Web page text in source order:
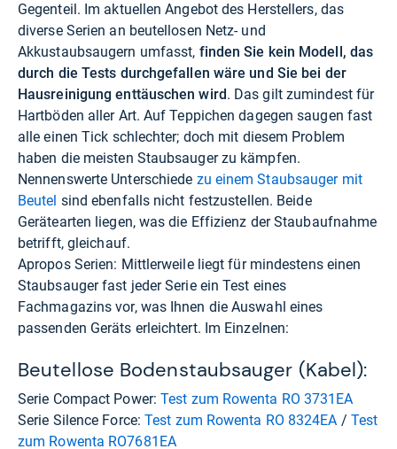
Gegenteil. Im aktuellen Angebot des Herstellers, das
diverse Serien an beutellosen Netz- und
Akkustaubsaugern umfasst, finden Sie kein Modell, das
durch die Tests durchgefallen wäre und Sie bei der
Hausreinigung enttäuschen wird. Das gilt zumindest für
Hartböden aller Art. Auf Teppichen dagegen saugen fast
alle einen Tick schlechter; doch mit diesem Problem
haben die meisten Staubsauger zu kämpfen.
Nennenswerte Unterschiede zu einem Staubsauger mit
Beutel sind ebenfalls nicht festzustellen. Beide
Gerätearten liegen, was die Effizienz der Staubaufnahme
betrifft, gleichauf.
Apropos Serien: Mittlerweile liegt für mindestens einen
Staubsauger fast jeder Serie ein Test eines
Fachmagazins vor, was Ihnen die Auswahl eines
passenden Geräts erleichtert. Im Einzelnen:
Beutellose Bodenstaubsauger (Kabel):
Serie Compact Power:Test zum Rowenta RO 3731EA
Serie Silence Force:Test zum Rowenta RO 8324EA / Test
zum Rowenta RO7681EA